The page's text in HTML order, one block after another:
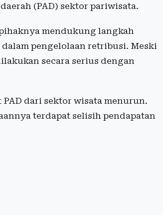
(PAD) sektor pariwisata.
mendukung langkah
pengelolaan retribusi. Meski
secara serius dengan
dari sektor wisata menurun.
terdapat selisih pendapatan